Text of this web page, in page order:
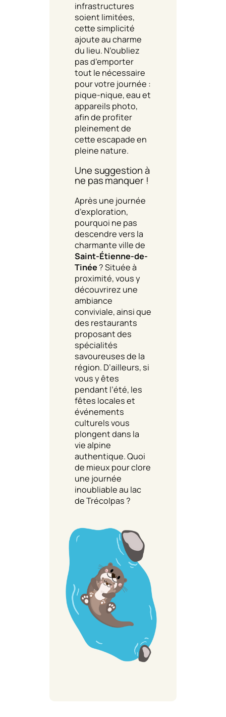
infrastructures
soient limitées,
cette simplicité
ajoute au charme
du lieu. N’oubliez
pas d’emporter
tout le nécessaire
pour votre journée :
pique-nique, eau et
appareils photo,
afin de profiter
pleinement de
cette escapade en
pleine nature.
Une suggestion à
ne pas manquer !
Après une journée
d’exploration,
pourquoi ne pas
descendre vers la
charmante ville de
Saint-Étienne-de-
Tinée ? Située à
proximité, vous y
découvrirez une
ambiance
conviviale, ainsi que
des restaurants
proposant des
spécialités
savoureuses de la
région. D’ailleurs, si
vous y êtes
pendant l’été, les
fêtes locales et
événements
culturels vous
plongent dans la
vie alpine
authentique. Quoi
de mieux pour clore
une journée
inoubliable au lac
de Trécolpas ?